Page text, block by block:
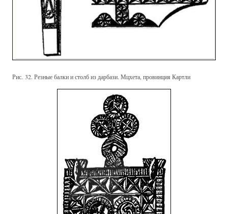
Рис. 32. Резные балки и столб из дарбази. Мцхета, провинция Картли